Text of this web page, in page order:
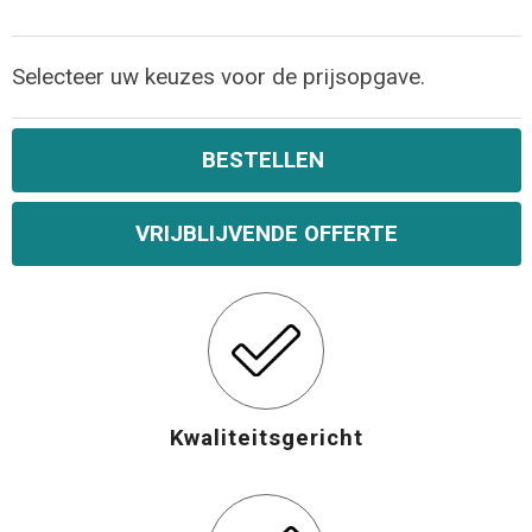
Strandtassen
Katoenen draagtassen
Selecteer uw keuzes voor de prijsopgave.
BESTELLEN
VRIJBLIJVENDE OFFERTE
Kwaliteitsgericht